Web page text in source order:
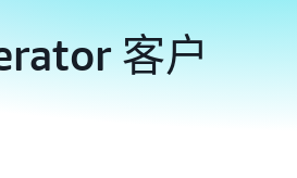
客户